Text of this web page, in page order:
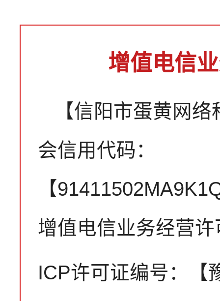
增值电信
【信阳市蛋黄网
会信用代码：
【
增值电信业务经营
ICP许可证编号：【